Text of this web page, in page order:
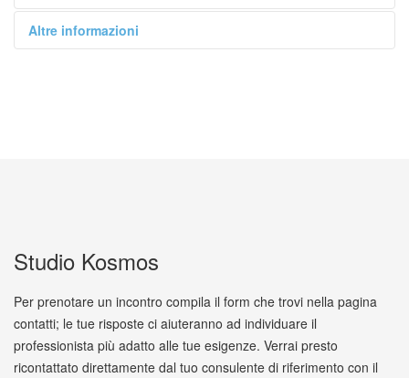
Altre informazioni
Studio Kosmos
Per prenotare un incontro compila il form che trovi nella pagina
contatti; le tue risposte ci aiuteranno ad individuare il
professionista più adatto alle tue esigenze. Verrai presto
ricontattato direttamente dal tuo consulente di riferimento con il